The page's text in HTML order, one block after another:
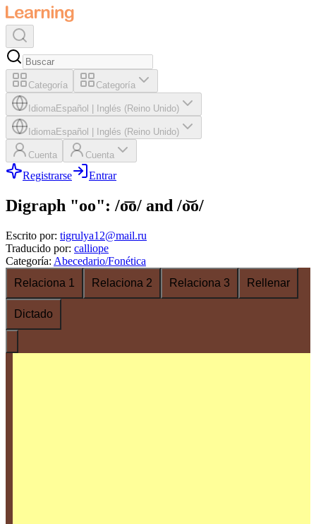
Categoría Categoría
IdiomaEspañol Inglés (Reino Unido)
IdiomaEspañol Inglés (Reino Unido)
Cuenta Cuenta
Registrarse Entrar
Digraph "oo": /o͞o/ and /o͝o/
Escrito por: tigrulya12@mail.ru
Traducido por: calliope
Categoría: Abecedario/Fonética
Relaciona 1
Relaciona 2 Relaciona 3 Rellenar
Dictado